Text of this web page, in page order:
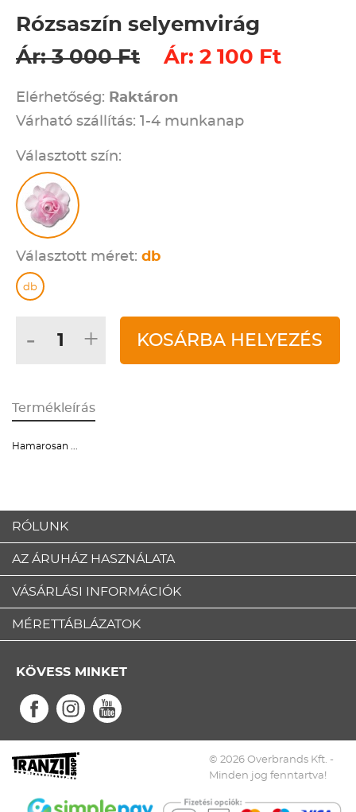
Rózsaszín selyemvirág
Ár: 3 000 Ft
Ár: 2 100 Ft
Elérhetőség: Raktáron
Várható szállítás: 1-4 munkanap
Választott szín:
Választott méret: db
db
- + KOSÁRBA HELYEZÉS
Termékleírás
Hamarosan ...
RÓLUNK
AZ ÁRUHÁZ HASZNÁLATA
VÁSÁRLÁSI INFORMÁCIÓK
MÉRETTÁBLÁZATOK
KÖVESS MINKET
© 2026 Overbrands Kft. -
Minden jog fenntartva!